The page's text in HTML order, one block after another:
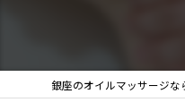
銀座のオイルマッサージな